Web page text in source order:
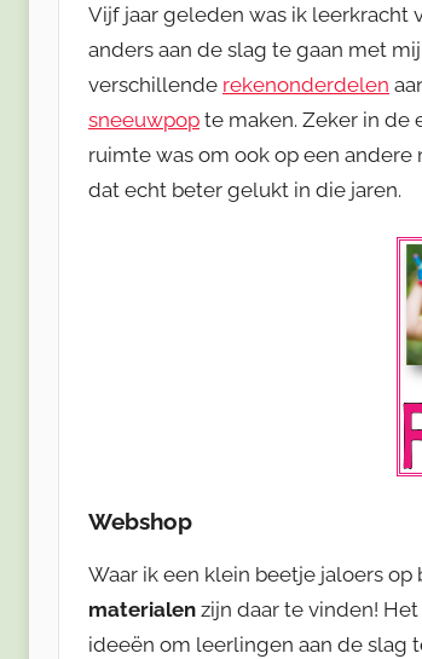
Vijf jaar geleden was ik leerkracht
anders aan de slag te gaan met
verschillende rekenonderdelen
sneeuwpop te maken. Zeker in de
ruimte was om ook op een andere
dat echt beter gelukt in die jaren.
Webshop
Waar ik een klein beetje jaloers op
materialen zijn daar te vinden!
ideeën om leerlingen aan de slag